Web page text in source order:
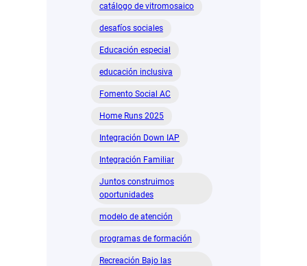
catálogo de vitromosaico
desafíos sociales
Educación especial
educación inclusiva
Fomento Social AC
Home Runs 2025
Integración Down IAP
Integración Familiar
Juntos construimos
oportunidades
modelo de atención
programas de formación
Recreación Bajo las